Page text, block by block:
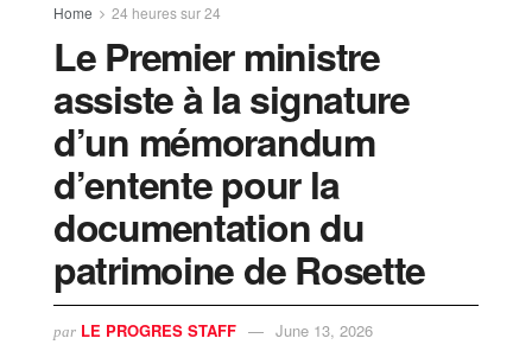
Home 24 heures sur 24
Le Premier ministre
assiste à la signature
d’un mémorandum
d’entente pour la
documentation du
patrimoine de Rosette
par LE PROGRES STAFF June 13, 2026